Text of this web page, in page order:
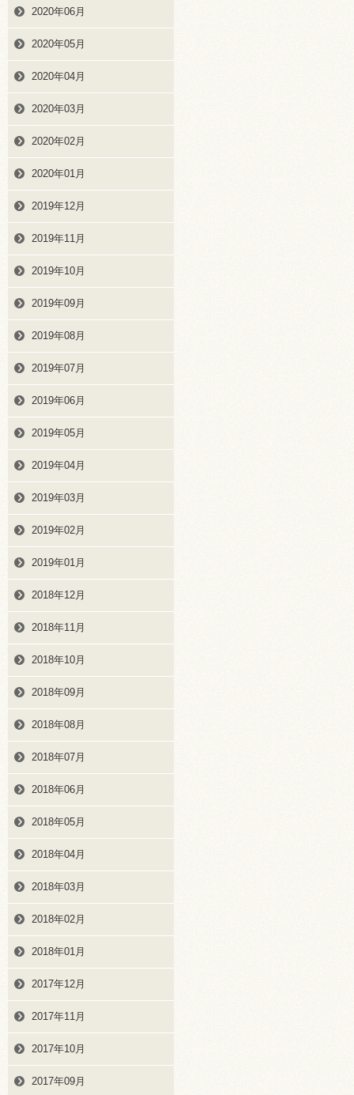
2020年06月
2020年05月
2020年04月
2020年03月
2020年02月
2020年01月
2019年12月
2019年11月
2019年10月
2019年09月
2019年08月
2019年07月
2019年06月
2019年05月
2019年04月
2019年03月
2019年02月
2019年01月
2018年12月
2018年11月
2018年10月
2018年09月
2018年08月
2018年07月
2018年06月
2018年05月
2018年04月
2018年03月
2018年02月
2018年01月
2017年12月
2017年11月
2017年10月
2017年09月